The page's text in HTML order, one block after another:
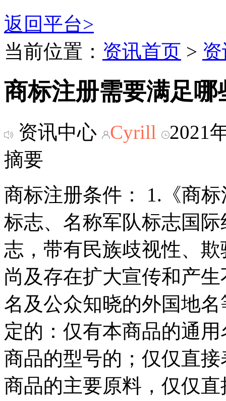
返回平台>
当前位置： 资讯首页 >
商标注册需要满足哪
资讯中心 Cyrill
2021
摘要
商标注册条件： 1.《商
标志、名称军队标志国
志，带有民族歧视性、
尚及存在扩大宣传和产
名及公众知晓的外国地
定的：仅有本商品的通
商品的型号的；仅仅直
商品的主要原料，仅仅